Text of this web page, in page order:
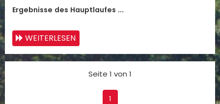
Ergebnisse des Hauptlaufes ...
WEITERLESEN
Seite 1 von 1
1